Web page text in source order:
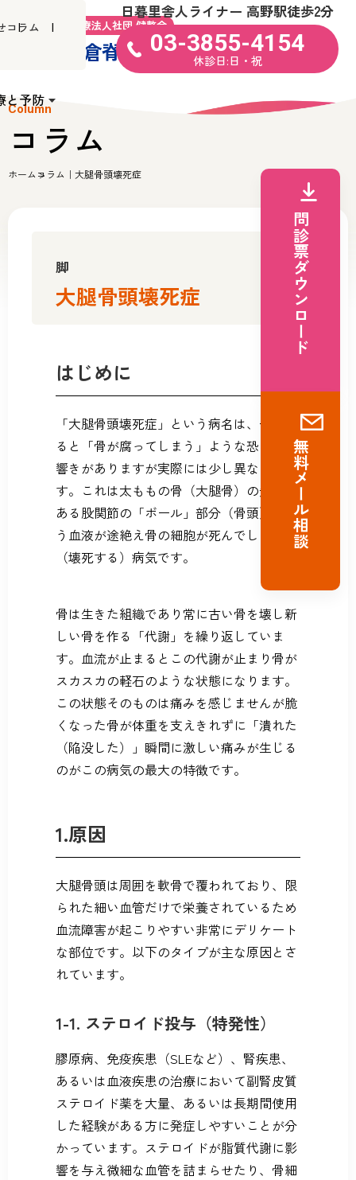
医療法人社団 健整会
米倉脊椎・関節病院
コラム
と予防
Column
コラム
ホームコラム｜大腿骨頭壊死症
脚
大腿骨頭壊死症
はじめに
「大腿骨頭壊死症」という病名は、一見す
ると「骨が腐ってしまう」ような恐ろしい
響きがありますが実際には少し異なりま
す。これは太ももの骨（大腿骨）の先端に
ある股関節の「ボール」部分（骨頭）へ通
う血液が途絶え骨の細胞が死んでしまう
（壊死する）病気です。
骨は生きた組織であり常に古い骨を壊し新
しい骨を作る「代謝」を繰り返していま
す。血流が止まるとこの代謝が止まり骨が
スカスカの軽石のような状態になります。
この状態そのものは痛みを感じませんが脆
くなった骨が体重を支えきれずに「潰れた
（陥没した）」瞬間に激しい痛みが生じる
のがこの病気の最大の特徴です。
1.原因
大腿骨頭は周囲を軟骨で覆われており、限
られた細い血管だけで栄養されているため
血流障害が起こりやすい非常にデリケート
な部位です。以下のタイプが主な原因とさ
れています。
1-1. ステロイド投与（特発性）
膠原病、免疫疾患（SLEなど）、腎疾患、
あるいは血液疾患の治療において副腎皮質
ステロイド薬を大量、あるいは長期間使用
した経験がある方に発症しやすいことが分
かっています。ステロイドが脂質代謝に影
響を与え微細な血管を詰まらせたり、骨細
問診票ダウンロード
無料メール相談
日暮里舎人ライナー 高野駅徒歩2分
03-3855-4154
休診日:日・祝